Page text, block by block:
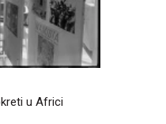
u Africi